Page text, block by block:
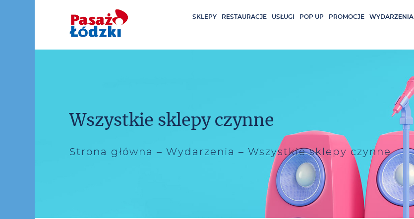
SKLEPY RESTAURACJE USŁUGI POP UP PROMOCJE WYDARZENIA
Wszystkie sklepy czynne
Strona główna – Wydarzenia – Wszystkie sklepy czynne